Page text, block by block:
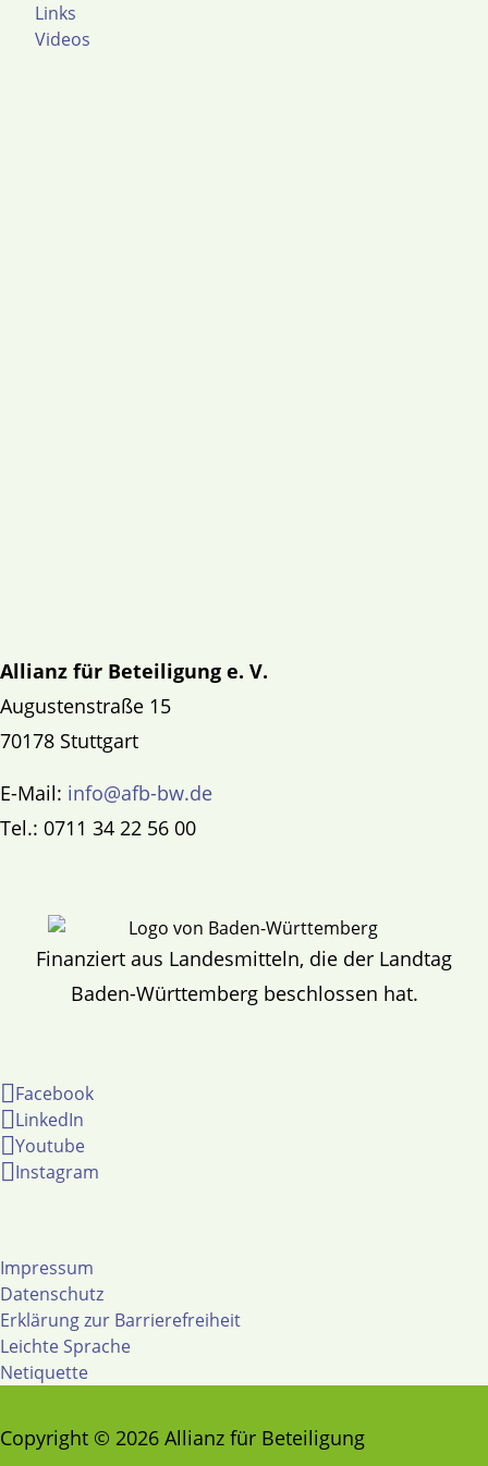
Links
Videos
Allianz für Beteiligung e. V.
Augustenstraße 15
70178 Stuttgart
E-Mail: info@afb-bw.de
Tel.: 0711 34 22 56 00
Finanziert aus Landesmitteln, die der Landtag
Baden-Württemberg beschlossen hat.
Facebook
LinkedIn
Youtube
Instagram
Impressum
Datenschutz
Erklärung zur Barrierefreiheit
Leichte Sprache
Netiquette
Copyright © 2026 Allianz für Beteiligung